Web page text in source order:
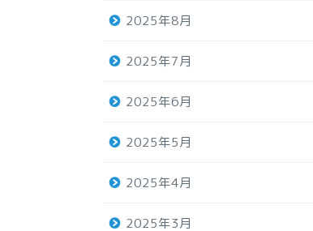
2025年8月
2025年7月
2025年6月
2025年5月
2025年4月
2025年3月